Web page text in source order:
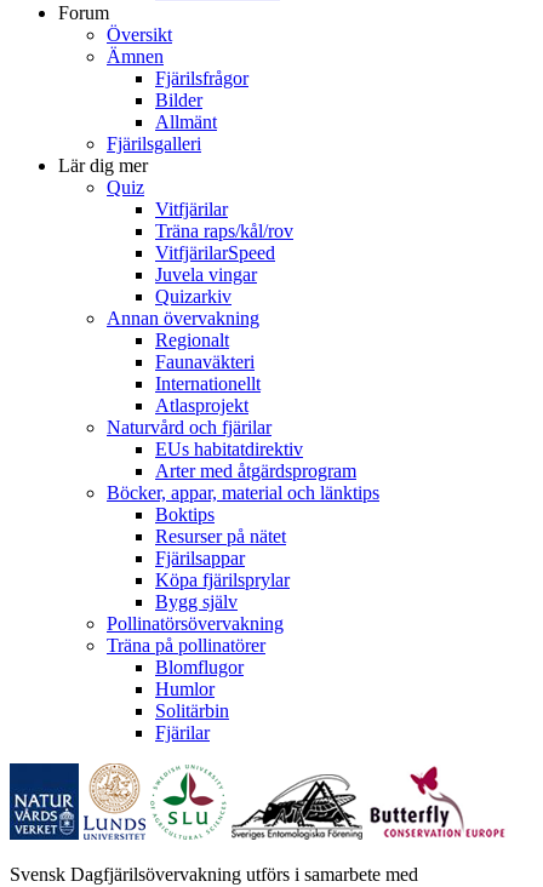
Forum
Översikt
Ämnen
Fjärilsfrågor
Bilder
Allmänt
Fjärilsgalleri
Lär dig mer
Quiz
Vitfjärilar
Träna raps/kål/rov
VitfjärilarSpeed
Juvela vingar
Quizarkiv
Annan övervakning
Regionalt
Faunaväkteri
Internationellt
Atlasprojekt
Naturvård och fjärilar
EUs habitatdirektiv
Arter med åtgärdsprogram
Böcker, appar, material och länktips
Boktips
Resurser på nätet
Fjärilsappar
Köpa fjärilsprylar
Bygg själv
Pollinatörsövervakning
Träna på pollinatörer
Blomflugor
Humlor
Solitärbin
Fjärilar
Svensk Dagfjärilsövervakning utförs i samarbete med